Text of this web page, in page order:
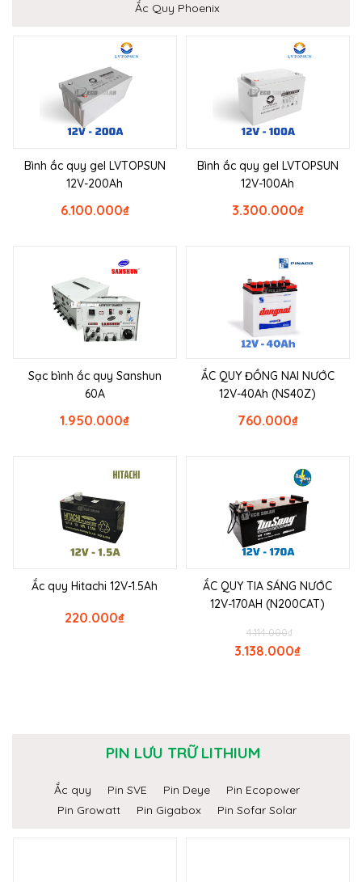
Ắc Quy Phoenix
Bình ắc quy gel LVTOPSUN
12V-200Ah
₫
6.100.000
Bình ắc quy gel LVTOPSUN
12V-100Ah
₫
3.300.000
Sạc bình ắc quy Sanshun
60A
₫
1.950.000
ẮC QUY ĐỒNG NAI NƯỚC
12V-40Ah (NS40Z)
₫
760.000
Ắc quy Hitachi 12V-1.5Ah
₫
220.000
ẮC QUY TIA SÁNG NƯỚC
12V-170AH (N200CAT)
₫
4.114.000
₫
3.138.000
PIN LƯU TRỮ LITHIUM
Ắc quy Pin SVE Pin Deye
Pin Ecopower
Pin Growatt
Pin Gigabox Pin Sofar Solar